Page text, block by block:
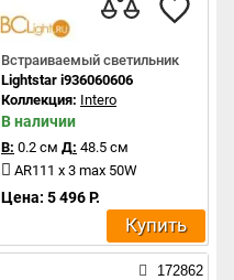
Встраиваемый светильник
Lightstar i936060606
Коллекция: Intero
В наличии
В: 0.2 см Д: 48.5 см
AR111 x 3 max 50W
Цена: 5 496 Р.
Купить
172862